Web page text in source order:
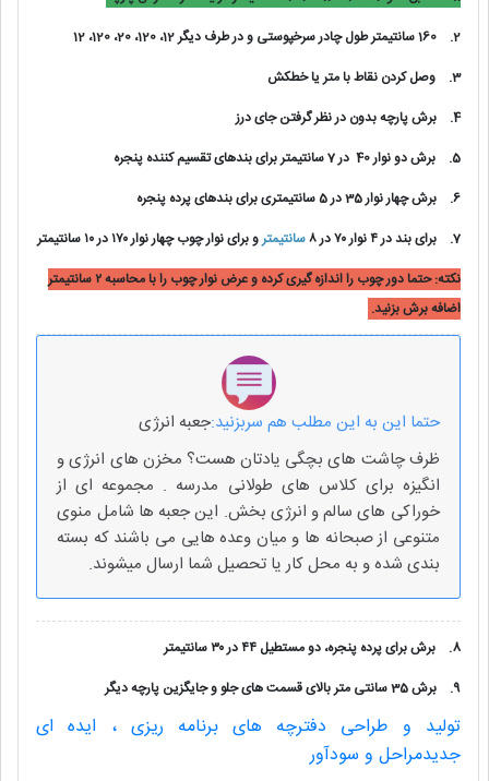
2.
160 سانتیمتر طول چادر سرخپوستی و در طرف دیگر 12، 120، 20، 120، 12
3.
وصل کردن نقاط با متر یا خطکش
4.
برش پارچه بدون در نظر گرفتن جای درز
5.
برش دو نوار 40 در 7 سانتیمتر برای بندهای تقسیم کننده پنجره
6.
برش چهار نوار 35 در 5 سانتیمتری برای بندهای پرده پنجره
7.
برای بند در ۴ نوار ۷۰ در ۸ سانتیمترو برای نوار چوب چهار نوار ۱۷۰ در ۱۰ سانتیمتر
نکته: حتما دور چوب را اندازه گیری کرده و عرض نوار چوب را با محاسبه ۲ سانتیمتر
اضافه برش بزنید.
حتما این به این مطلب هم سربزنید:جعبه انرژی
ظرف چاشت های بچگی یادتان هست؟ مخزن های انرژی و
انگیزه برای کلاس های طولانی مدرسه . مجموعه ای از
خوراکی های سالم و انرژی بخش. این جعبه ها شامل منوی
متنوعی از صبحانه ها و میان وعده هایی می باشند که بسته
بندی شده و به محل کار یا تحصیل شما ارسال میشوند.
8.
برش برای پرده پنجره، دو مستطیل ۴۴ در ۳۰ سانتیمتر
9.
برش 35 سانتی متر بالای قسمت های جلو و جایگزین پارچه دیگر
تولید و طراحی دفترچه های برنامه ریزی ، ایده ای
جدیدمراحل و سودآور